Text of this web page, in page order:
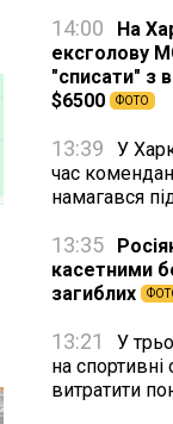
14:00
На
ексголову
"списати" з
$6500
ФОТО
13:39
У
час
намагався
13:35
касетними
загиблих
13:21
У
на
витратити